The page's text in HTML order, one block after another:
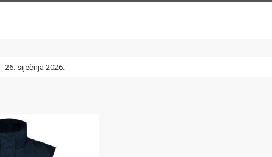
26. siječnja 2026.